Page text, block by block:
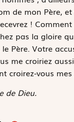
de mon Père,
!
pas la gloire
Père. Votre
me croiriez
croirez-vous
de Dieu.